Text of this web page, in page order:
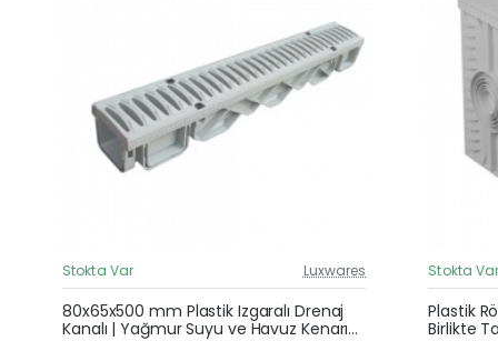
Güncel Fiyat
Stokta Var Luxwares
80x65x500 mm Plastik Izgaralı Drenaj
Kanalı | Yağmur Suyu ve Havuz Kenarı
Stokta Var
Plastik
Birlikte